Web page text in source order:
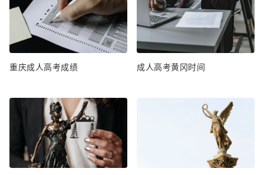
重庆成人高考成绩 成人高考黄冈时间